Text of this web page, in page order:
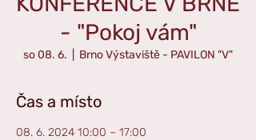
- "Pokoj vám"
so 08. 6. Brno Výstaviště - PAVILON "V"
Čas a místo
08. 6. 2024 10:00 – 17:00